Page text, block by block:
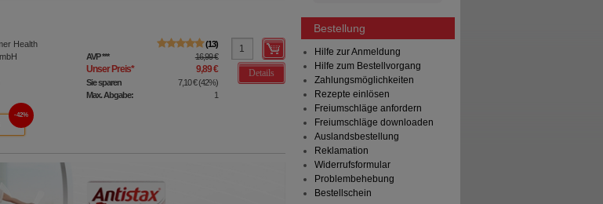
Health
13
AVP*** 16,99 €
Unser Preis* 9,89 €
Sie sparen 7,10 €(42%)
Max. Abgabe:
1
Details
42%
Bestellung
Hilfe zur Anmeldung
Hilfe zum Bestellvorgang
Zahlungsmöglichkeiten
Rezepte einlösen
Freiumschläge anfordern
Freiumschläge downloaden
Auslandsbestellung
Reklamation
Widerrufsformular
Problembehebung
Bestellschein